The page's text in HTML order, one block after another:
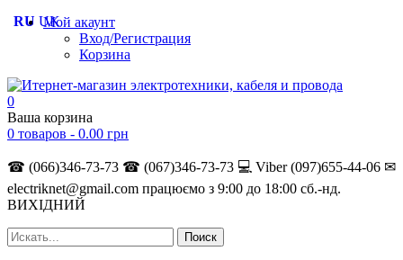
Мой акаунт
Вход/Регистрация
Корзина
0
Ваша корзина
0 товаров - 0.00 грн
☎ (066)346-73-73 ☎ (067)346-73-73 💻 Viber (097)655-44-06 ✉
electriknet@gmail.com працюємо з 9:00 до 18:00 сб.-нд.
ВИХІДНИЙ
RU UK